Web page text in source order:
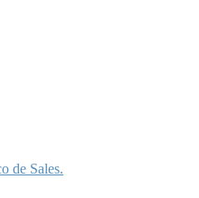
de Sales.